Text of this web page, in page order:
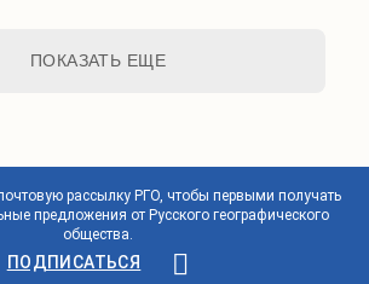
ПОКАЗАТЬ ЕЩЕ
рассылку РГО, чтобы первыми получать
предложения от Русского географического
общества.
ПОДПИСАТЬСЯ